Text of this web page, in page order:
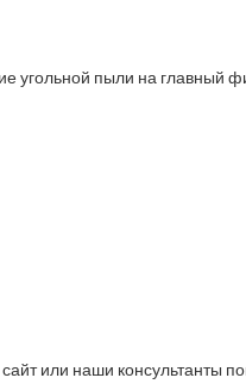
угольной пыли на главный
или наши консультанты